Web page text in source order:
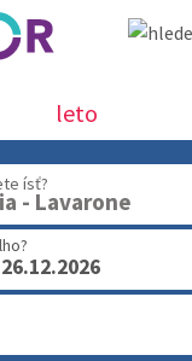
Folgaria -
leto
ísť?
- Lavarone